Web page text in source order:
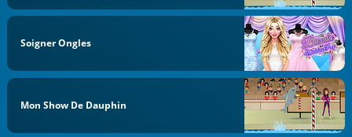
Soigner Ongles
Mon Show De Dauphin